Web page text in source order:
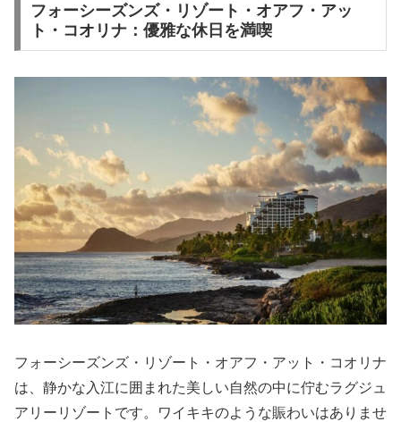
フォーシーズンズ・リゾート・オアフ・アッ
ト・コオリナ：優雅な休日を満喫
フォーシーズンズ・リゾート・オアフ・アット・コオリナ
は、静かな入江に囲まれた美しい自然の中に佇むラグジュ
アリーリゾートです。ワイキキのような賑わいはありませ